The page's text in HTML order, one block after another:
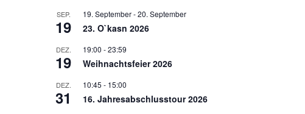
SEP.
19
19. September-20. September
23. O`kasn 2026
DEZ.
19
19:00 -23:59
Weihnachtsfeier 2026
DEZ.
31
10:45 - 15:00
16. Jahresabschlusstour 2026